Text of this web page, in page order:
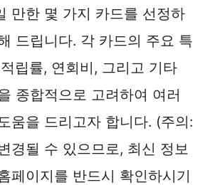
만한 몇 가지 카드를 선정하
드립니다. 각 카드의 주요 특
립률, 연회비, 그리고 기타
종합적으로 고려하여 여러
움을 드리고자 합니다. (주의:
경될 수 있으므로, 최신 정보
페이지를 반드시 확인하시기